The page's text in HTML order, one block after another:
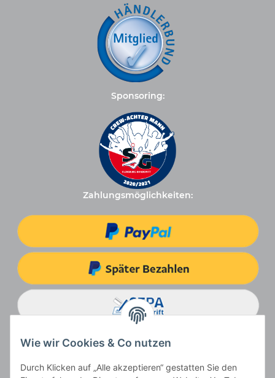
Sponsoring:
Zahlungsmöglichkeiten:
Wie wir Cookies & Co nutzen
Durch Klicken auf „Alle akzeptieren“ gestatten Sie den